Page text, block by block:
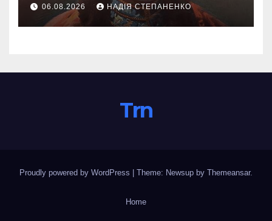
06.08.2026 НАДІЯ СТЕПАНЕНКО
Trn
Proudly powered by WordPress | Theme: Newsup by Themeansar.
Home